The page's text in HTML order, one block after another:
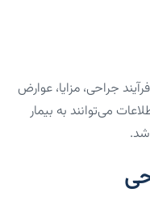
جراحی، مزایا، عوارض
می‌توانند به بیمار